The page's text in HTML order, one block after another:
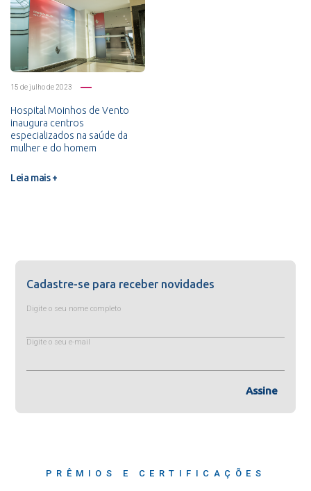
15 de julho de 2023
Hospital Moinhos de Vento
inaugura centros
especializados na saúde da
mulher e do homem
Leia mais +
Cadastre-se para receber novidades
Digite o seu nome completo
Digite o seu e-mail
Assine
PRÊMIOS E CERTIFICAÇÕES